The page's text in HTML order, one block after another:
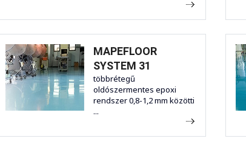
MAPEFLOOR
SYSTEM 31
többrétegű
oldószermentes epoxi
rendszer 0,8-1,2 mm közötti
...